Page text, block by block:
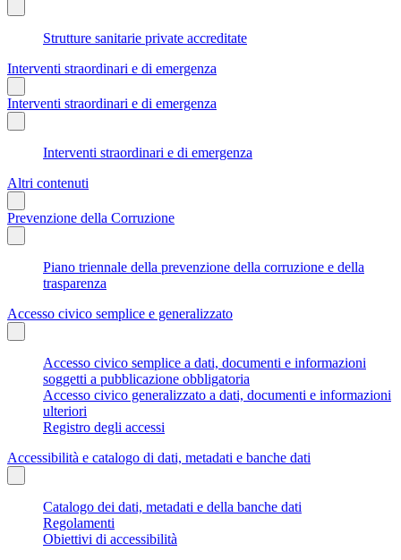
Strutture sanitarie private accreditate
Interventi straordinari e di emergenza
Interventi straordinari e di emergenza
Interventi straordinari e di emergenza
Altri contenuti
Prevenzione della Corruzione
Piano triennale della prevenzione della corruzione e della
trasparenza
Accesso civico semplice e generalizzato
Accesso civico semplice a dati, documenti e informazioni
soggetti a pubblicazione obbligatoria
Accesso civico generalizzato a dati, documenti e informazioni
ulteriori
Registro degli accessi
Accessibilità e catalogo di dati, metadati e banche dati
Catalogo dei dati, metadati e della banche dati
Regolamenti
Obiettivi di accessibilità